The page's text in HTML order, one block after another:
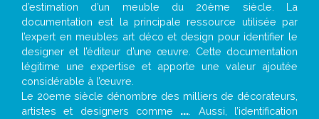
d’estimation d’un meuble du 20ème siècle. La
documentation est la principale ressource utilisée par
l’expert en meubles art déco et design pour identifier le
designer et l’éditeur d’une œuvre. Cette documentation
légitime une expertise et apporte une valeur ajoutée
considérable à l’œuvre.
Le 20eme siècle dénombre des milliers de décorateurs,
artistes et designers comme ... . Aussi, l’identification